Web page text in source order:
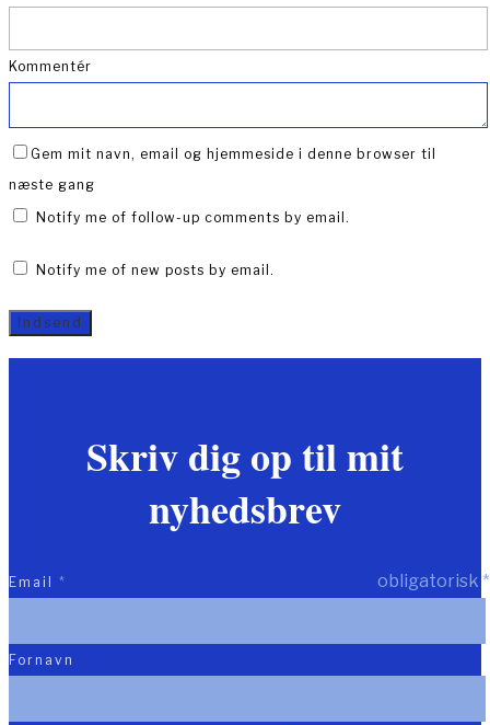
Kommentér
Gem mit navn, email og hjemmeside i denne browser til
næste gang
Notify me of follow-up comments by email.
Notify me of new posts by email.
Skriv dig op til mit
nyhedsbrev
*
obligatorisk
Email *
Fornavn